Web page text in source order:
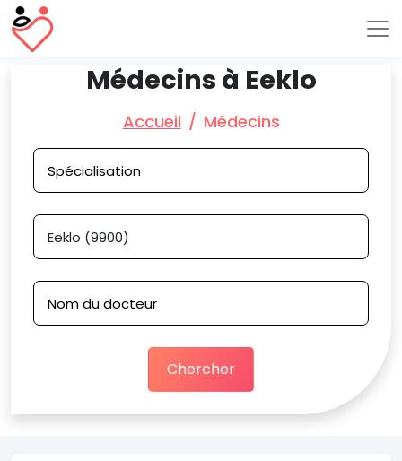
Médecins à Eeklo
Accueil Médecins
Chercher